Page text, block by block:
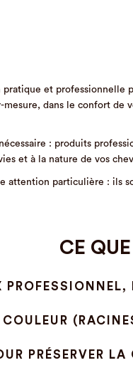
pratique et
dans le confort de
: produits
et à la nature de vos
attention particulière : ils
CE
PRÉSERVER